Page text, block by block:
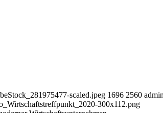
scaled.jpeg 1696 2560 admin
300x112.png